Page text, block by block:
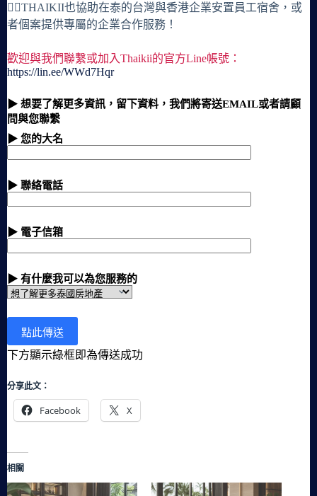
🙋‍♀️THAIKII也協助在泰的台灣與香港企業安置員工宿舍，或
者個案提供專屬的企業合作服務！
歡迎與我們聯繫或加入Thaikii的官方Line帳號：
https://lin.ee/WWd7Hqr
▶ 想要了解更多資訊，留下資料，我們將寄送EMAIL或者請顧
問與您聯繫
▶ 您的大名
▶ 聯絡電話
▶ 電子信箱
▶ 有什麼我可以為您服務的
下方顯示綠框即為傳送成功
分享此文：
Facebook X
相關